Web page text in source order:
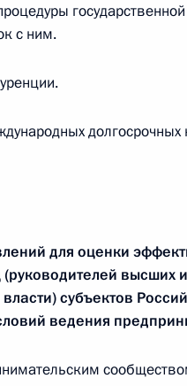
экономик форума АТЭС
09:00
министром Японии
министром
07:10 Владивосток
министром Таиланда
с ним.
долгосрочных
для оценки
высших
власти) субъектов
ведения